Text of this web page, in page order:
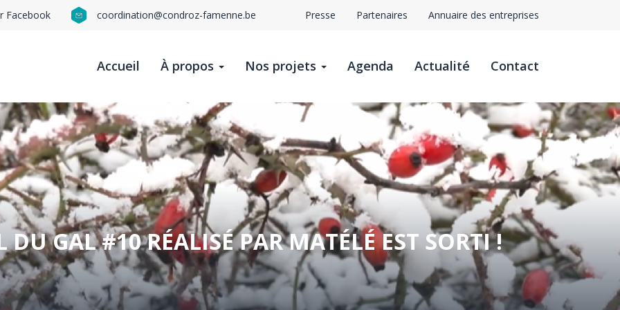
Facebook coordination@condroz-famenne.be
top
bar
Presse Partenaires Annuaire des entreprises
Accueil À propos Nos projets Agenda Actualité Contact
DU GAL #10 RÉALISÉ PAR MATÉLÉ EST SORTI !